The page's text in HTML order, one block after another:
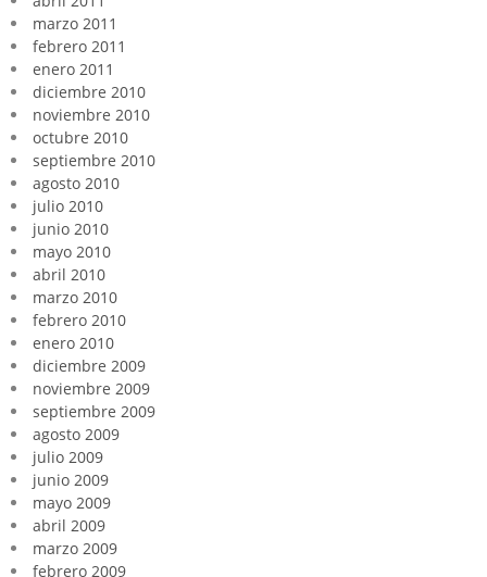
marzo 2011
febrero 2011
enero 2011
diciembre 2010
noviembre 2010
octubre 2010
septiembre 2010
agosto 2010
julio 2010
junio 2010
mayo 2010
abril 2010
marzo 2010
febrero 2010
enero 2010
diciembre 2009
noviembre 2009
septiembre 2009
agosto 2009
julio 2009
junio 2009
mayo 2009
abril 2009
marzo 2009
febrero 2009